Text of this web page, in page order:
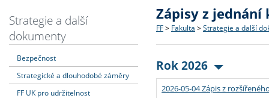
Dozvědět se více
Struktura a historie
Strategie a další
Podpora a benefity pro
Podat přihlášku
Co studovat a jak se
Učitelské studijní
Informace k průběhu
Dozvědět se více
Bakalářské a magisterské
Doktorské studium
Rigorózní řízení
Dozvědět se více
O vědě a výzkumu na FF
Akademické kvalifikace
Granty a projekty
Dozvědět se více
Aktuální nabídky a
Vyjíždějící studenti
Přijíždějící studenti
Strategie a další
dokumenty
Bezpečnost
Strategické a dlouhodobé záměry
FF UK pro udržitelnost
Zápisy z jednání
FF > Fakulta > Strategie a další
Rok 2026
2026-05-04 Zápis z